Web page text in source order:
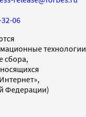
06
технологии
сбора,
Федерации)